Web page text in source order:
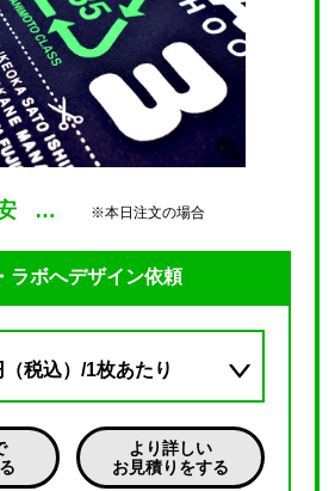
… ※本日注文の場合
ラボへデザイン依頼
（税込）/1枚あたり
より詳しい
お見積りをする